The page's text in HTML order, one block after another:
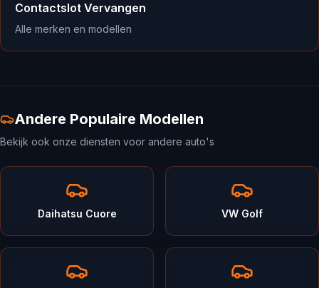
Contactslot Vervangen
Alle merken en modellen
Andere Populaire Modellen
Bekijk ook onze diensten voor andere auto's
Daihatsu Cuore VW Golf